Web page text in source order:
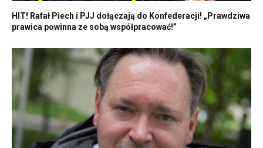
HIT! Rafał Piech i PJJ dołączają do Konfederacji! „Prawdziwa
prawica powinna ze sobą współpracować!”